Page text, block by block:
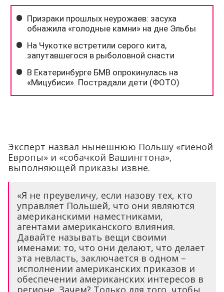
Эксперт назвал нынешнюю Польшу «гиеной
Европы» и «собачкой Вашингтона»,
выполняющей приказы извне.
«Я не преувеличу, если назову тех, кто
управляет Польшей, что они являются
американскими наместниками,
агентами американского влияния.
Давайте называть вещи своими
именами: то, что они делают, что делает
эта невласть, заключается в одном –
исполнении американских приказов и
обеспечении американских интересов в